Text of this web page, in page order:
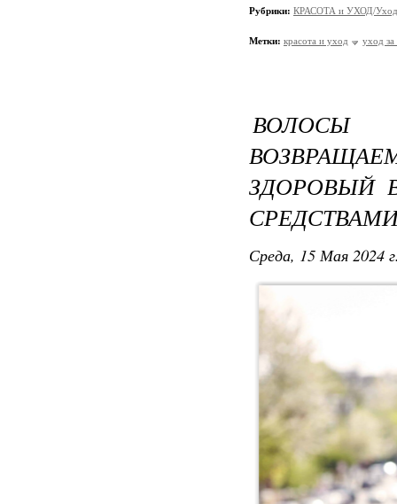
Рубрики: КРАСОТА и УХОД/Уход
Метки: красота и уход уход за
ВОЛОСЫ
ЗДОРОВЫЙ
Среда, 15 Мая 2024